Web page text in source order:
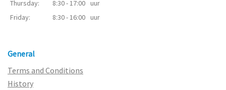
Thursday:
8:30 - 17:00 uur
Friday:
8:30 - 16:00 uur
General
Terms and Conditions
History